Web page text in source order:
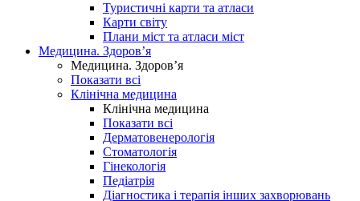
Туристичні карти та атласи
Карти світу
Плани міст та атласи міст
Медицина. Здоров’я
Медицина. Здоров’я
Показати всі
Клінічна медицина
Клінічна медицина
Показати всі
Дерматовенерологія
Стоматологія
Гінекологія
Педіатрія
Діагностика і терапія інших захворювань